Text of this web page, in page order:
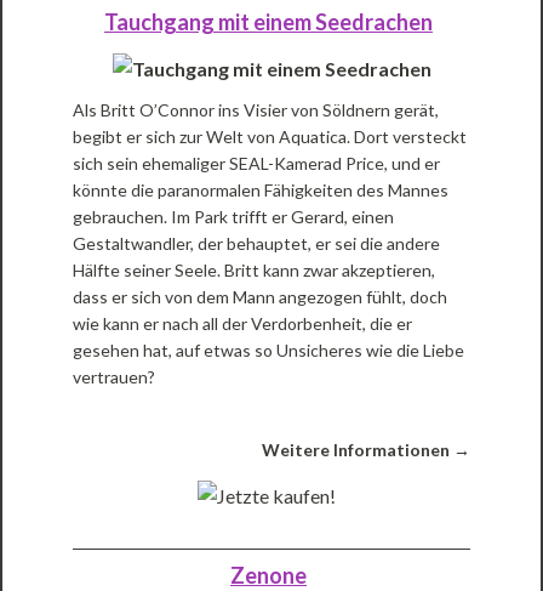
Tauchgang mit einem Seedrachen
Als Britt O’Connor ins Visier von Söldnern gerät,
begibt er sich zur Welt von Aquatica. Dort versteckt
sich sein ehemaliger SEAL-Kamerad Price, und er
könnte die paranormalen Fähigkeiten des Mannes
gebrauchen. Im Park trifft er Gerard, einen
Gestaltwandler, der behauptet, er sei die andere
Hälfte seiner Seele. Britt kann zwar akzeptieren,
dass er sich von dem Mann angezogen fühlt, doch
wie kann er nach all der Verdorbenheit, die er
gesehen hat, auf etwas so Unsicheres wie die Liebe
vertrauen?
Weitere Informationen →
Zenone